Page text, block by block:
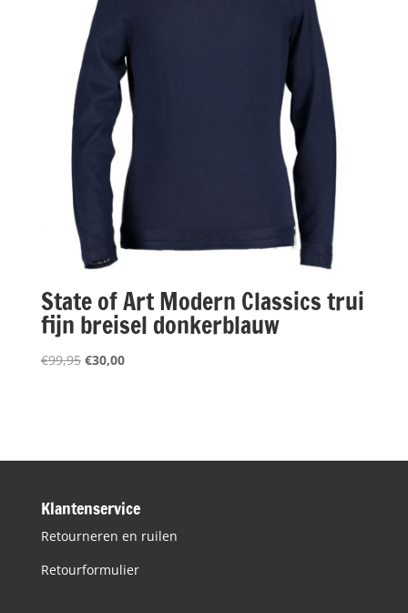
State of Art Modern Classics trui
fijn breisel donkerblauw
€99,95 Oorspronkelijke
€30,00Huidige
Klantenservice
Retourneren en ruilen
Retourformulier